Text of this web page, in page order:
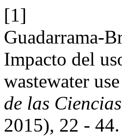
[1]
Guadarrama-
Impacto del
wastewater
de las
2015), 22 - 44.